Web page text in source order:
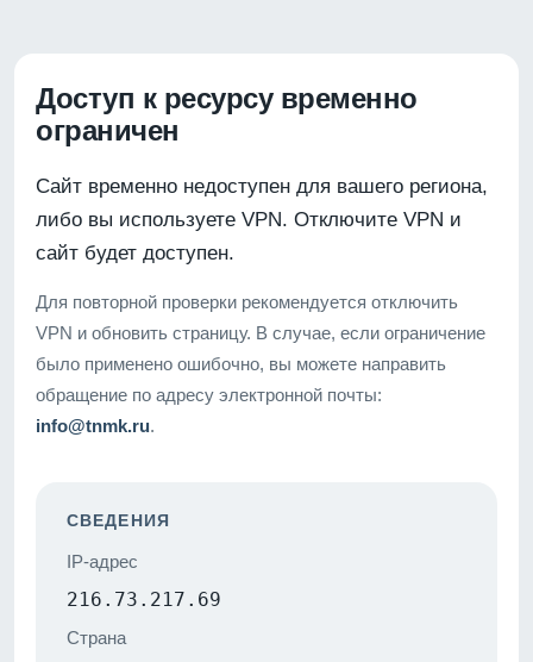
Доступ к ресурсу временно
ограничен
Сайт временно недоступен для вашего региона,
либо вы используете VPN. Отключите VPN и
сайт будет доступен.
Для повторной проверки рекомендуется отключить
VPN и обновить страницу. В случае, если ограничение
было применено ошибочно, вы можете направить
обращение по адресу электронной почты:
info@tnmk.ru.
СВЕДЕНИЯ
IP-адрес
216.73.217.69
Страна